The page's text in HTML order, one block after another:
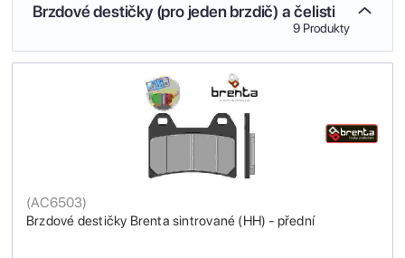
Brzdové destičky (pro jeden brzdič) a čelisti
9 Produkty
Brzdové destičky Brenta sintrované (HH) - přední
(AC6503)